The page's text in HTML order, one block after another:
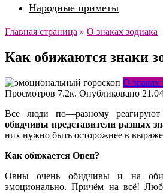
Народные приметы
Главная страница » О знаках зодиака
Как обижаются знаки
О знаках
Просмотров 7.2к. Опубликовано
Все
люди по—разному реагируют
обидчивы представители разных
них нужно быть осторожнее в
Как обижается Овен?
Овны
очень обидчивы и на
эмоционально.Причём на всё!